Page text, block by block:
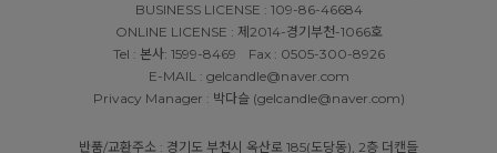
BUSINESS LICENSE : 109-86-46684
ONLINE LICENSE : 제2014-경기부천-1066호
Tel : 본사: 1599-8469
Fax : 0505-300-8926
E-MAIL : gelcandle@naver.com
Privacy Manager : 박다슬 (gelcandle@naver.com)
반품/교환주소 : 경기도 부천시 옥산로 185(도당동), 2층 더캔들